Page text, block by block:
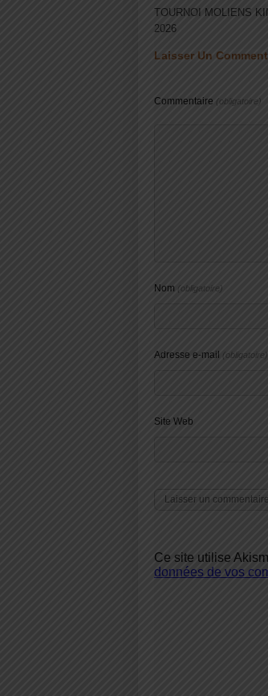
TOURNOI MOLIENS
2026
Laisser Un
Commentaire (obligatoire)
Nom (obligatoire)
Adresse e-mail (obligatoire)
Site Web
Ce site utilise
données de vos